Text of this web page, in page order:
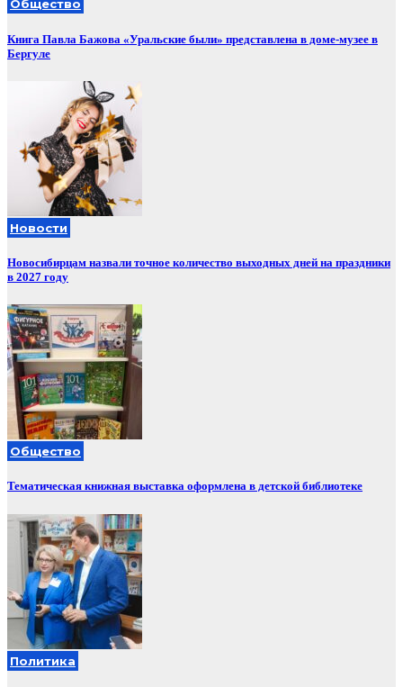
Общество
Книга Павла Бажова «Уральские были» представлена в доме-музее в
Бергуле
Новости
Новосибирцам назвали точное количество выходных дней на праздники
в 2027 году
Общество
Тематическая книжная выставка оформлена в детской библиотеке
Политика